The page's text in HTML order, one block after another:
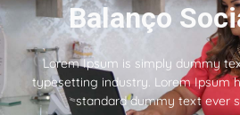
Balanço
Lorem Ipsum is simply dummy
typesetting industry. Lorem Ipsum
standard dummy text ever